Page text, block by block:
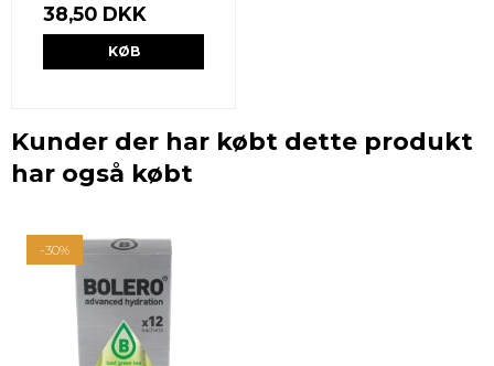
38,50 DKK
KØB
Kunder der har købt dette produkt
har også købt
-30%